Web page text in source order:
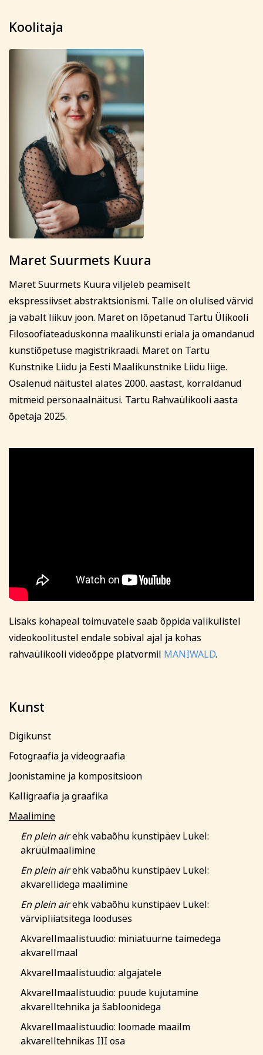
Koolitaja
Maret Suurmets Kuura
Maret Suurmets Kuura viljeleb peamiselt
ekspressiivset abstraktsionismi. Talle on olulised värvid
ja vabalt liikuv joon. Maret on lõpetanud Tartu Ülikooli
Filosoofiateaduskonna maalikunsti eriala ja omandanud
kunstiõpetuse magistrikraadi. Maret on Tartu
Kunstnike Liidu ja Eesti Maalikunstnike Liidu liige.
Osalenud näitustel alates 2000. aastast, korraldanud
mitmeid personaalnäitusi. Tartu Rahvaülikooli aasta
õpetaja 2025.
Lisaks kohapeal toimuvatele saab õppida valikulistel
videokoolitustel endale sobival ajal ja kohas
rahvaülikooli videoõppe platvormil MANIWALD.
Kunst
Digikunst
Fotograafia ja videograafia
Joonistamine ja kompositsioon
Kalligraafia ja graafika
Maalimine
En plein airehk vabaõhu kunstipäev Lukel:
akrüülmaalimine
En plein airehk vabaõhu kunstipäev Lukel:
akvarellidega maalimine
En plein airehk vabaõhu kunstipäev Lukel:
värvipliiatsitega looduses
Akvarellmaalistuudio: miniatuurne taimedega
akvarellmaal
Akvarellmaalistuudio: algajatele
Akvarellmaalistuudio: puude kujutamine
akvarelltehnika ja šabloonidega
Akvarellmaalistuudio: loomade maailm
akvarelltehnikas III osa
on juba alanud, õppetasu ei tagastata ja väljastatud
arve kuulub tasumisele.
Koolituse ärajäämisel teavitatakse registreerunuid
sellest viivitamatult. Õppetasu tagastatakse või soovi
korral kantakse üle mõnele teisele koolitusele.
Tutvu õppetöö korraldusega lähemalt siin
Tutvu privaatsuspoliitikaga siin
Märkused / kinkekaardi nr
Kinnitan, et olen tutvunud ja nõustun õppetöö
korraldusega, privaatsuspoliitikaga ja nõustun
esitatud andmete kasutamisega koolituse
läbiviimise eesmärgil.
Soovin saada rahvaülikooli uudiskirja
Registreerin